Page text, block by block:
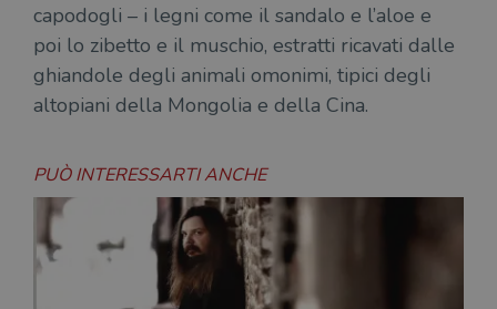
capodogli – i legni come il sandalo e l’aloe e
poi lo zibetto e il muschio, estratti ricavati dalle
ghiandole degli animali omonimi, tipici degli
altopiani della Mongolia e della Cina.
PUÒ INTERESSARTI ANCHE